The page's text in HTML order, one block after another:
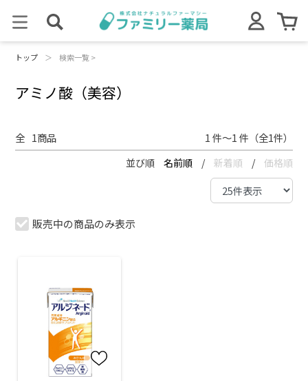
トップ ＞ 検索一覧 >
アミノ酸（美容）
全 1商品 1 件～1 件（全1件）
並び順 名前順 / 新着順 / 価格順
販売中の商品のみ表示